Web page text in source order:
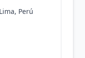
Perú